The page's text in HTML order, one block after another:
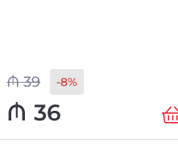
₼39 -8%
₼ 36